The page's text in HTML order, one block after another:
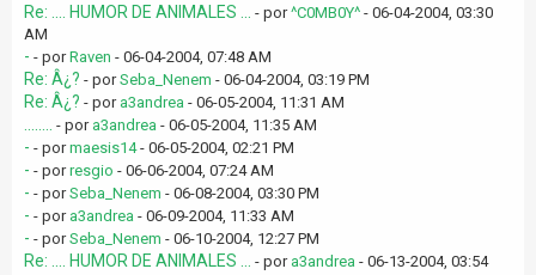
Re: .... HUMOR DE ANIMALES ... - por^C0MB0Y^ - 06-04-2004, 03:30
AM
- - porRaven - 06-04-2004, 07:48 AM
Re: Â¿? - porSeba_Nenem - 06-04-2004, 03:19 PM
Re: Â¿? - por a3andrea - 06-05-2004, 11:31 AM
- por a3andrea - 06-05-2004, 11:35 AM
- - pormaesis14- 06-05-2004, 02:21 PM
- - porresgio - 06-06-2004, 07:24 AM
- - porSeba_Nenem - 06-08-2004, 03:30 PM
- - por a3andrea - 06-09-2004, 11:33 AM
- - porSeba_Nenem - 06-10-2004, 12:27 PM
Re: .... HUMOR DE ANIMALES ... - por a3andrea - 06-13-2004, 03:54